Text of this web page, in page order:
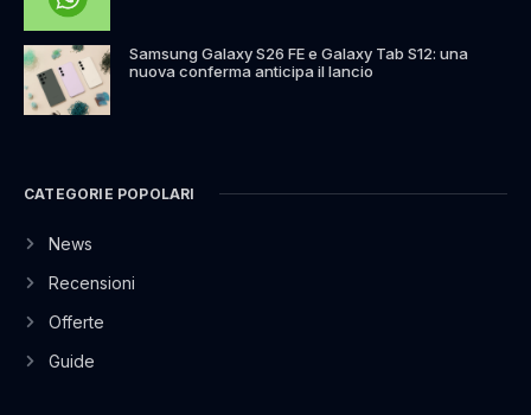
Samsung Galaxy S26 FE e Galaxy Tab S12: una
nuova conferma anticipa il lancio
CATEGORIE POPOLARI
News
Recensioni
Offerte
Guide